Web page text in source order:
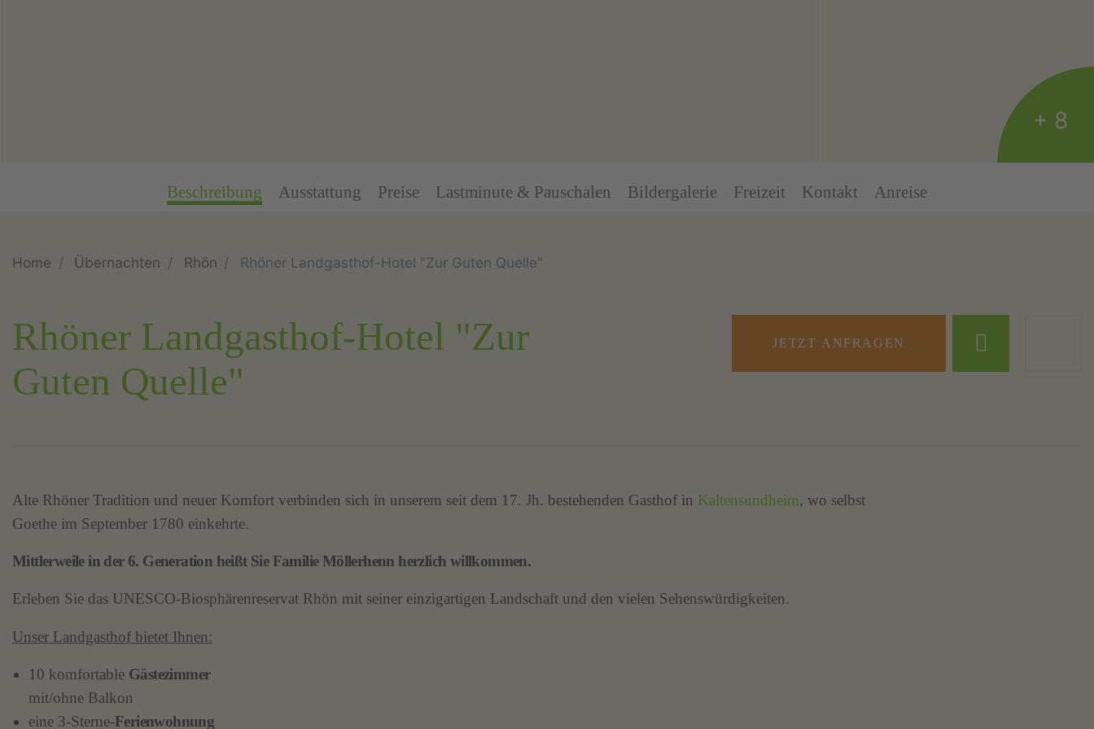
+ 8
Beschreibung Ausstattung Preise Lastminute & Pauschalen Bildergalerie Freizeit Kontakt Anreise
Home Übernachten Rhön Rhöner Landgasthof-Hotel "Zur Guten Quelle"
Rhöner Landgasthof-Hotel "Zur
Guten Quelle"
JETZT ANFRAGEN
Alte Rhöner Tradition und neuer Komfort verbinden sich in unserem seit dem 17. Jh. bestehenden Gasthof in Kaltensundheim, wo selbst
Goethe im September 1780 einkehrte.
Mittlerweile in der 6. Generation heißt Sie Familie Möllerhenn herzlich willkommen.
Erleben Sie das UNESCO-Biosphärenreservat Rhön mit seiner einzigartigen Landschaft und den vielen Sehenswürdigkeiten.
Unser Landgasthof bietet Ihnen:
10 komfortable Gästezimmer
mit/ohne Balkon
eine 3-Sterne-Ferienwohnung